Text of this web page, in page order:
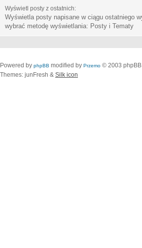
Wyświetl posty z ostatnich:
Wyświetla posty napisane w ciągu ostatniego
wybrać metodę wyświetlania: Posty i Tematy
Powered by phpBB modified by Przemo © 2003 phpBB
Themes: junFresh & Silk icon